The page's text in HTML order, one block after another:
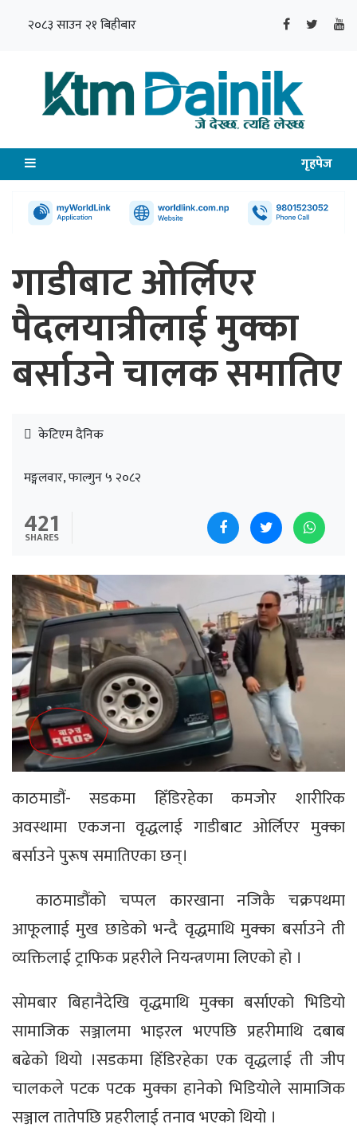
२०८३ साउन २१ बिहीबार
गृहपेज
गाडीबाट ओर्लिएर
पैदलयात्रीलाई मुक्का
बर्साउने चालक समातिए
केटिएम दैनिक
मङ्गलवार, फाल्गुन ५ २०८२
421
SHARES
काठमाडौं- सडकमा हिँडिरहेका कमजोर शारीरिक
अवस्थामा एकजना वृद्धलाई गाडीबाट ओर्लिएर मुक्का
बर्साउने पुरूष समातिएका छन्।
काठमाडौंको चप्पल कारखाना नजिकै चक्रपथमा
आफूलााई मुख छाडेको भन्दै वृद्धमाथि मुक्का बर्साउने ती
व्यक्तिलाई ट्राफिक प्रहरीले नियन्त्रणमा लिएको हो ।
सोमबार बिहानैदेखि वृद्धमाथि मुक्का बर्साएको भिडियो
सामाजिक सञ्जालमा भाइरल भएपछि प्रहरीमाथि दबाब
बढेको थियो ।सडकमा हिँडिरहेका एक वृद्धलाई ती जीप
चालकले पटक पटक मुक्का हानेको भिडियोले सामाजिक
सञ्जाल तातेपछि प्रहरीलाई तनाव भएको थियो ।